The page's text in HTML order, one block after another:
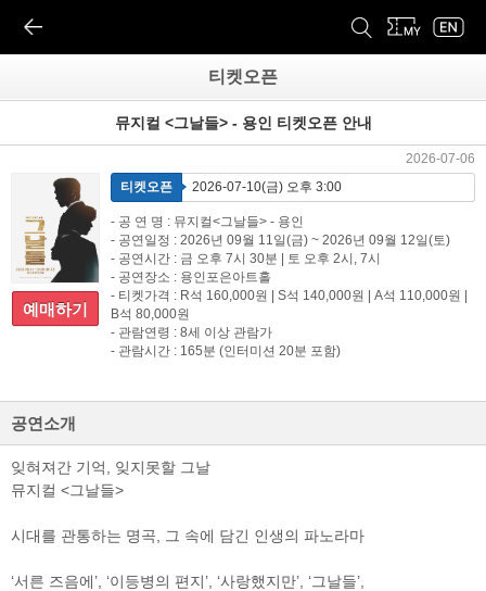
티켓오픈
뮤지컬 <그날들> - 용인 티켓오픈 안내
2026-07-06
예매하기
티켓오픈 2026-07-10(금) 오후 3:00
- 공 연 명 : 뮤지컬<그날들> - 용인
- 공연일정 : 2026년 09월 11일(금) ~ 2026년 09월 12일(토)
- 공연시간 : 금 오후 7시 30분 | 토 오후 2시, 7시
- 공연장소 : 용인포은아트홀
- 티켓가격 : R석 160,000원 | S석 140,000원 | A석 110,000원 |
B석 80,000원
- 관람연령 : 8세 이상 관람가
- 관람시간 : 165분 (인터미션 20분 포함)
공연소개
잊혀져간 기억, 잊지못할 그날
뮤지컬 <그날들>
시대를 관통하는 명곡, 그 속에 담긴 인생의 파노라마
‘서른 즈음에’, ‘이등병의 편지’, ‘사랑했지만’, ‘그날들’,